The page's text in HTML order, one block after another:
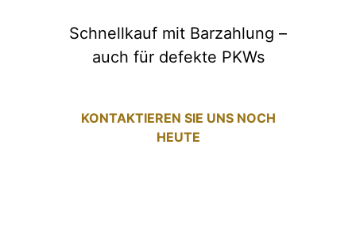
Schnellkauf mit Barzahlung –
auch für defekte PKWs
KONTAKTIEREN SIE UNS NOCH
HEUTE